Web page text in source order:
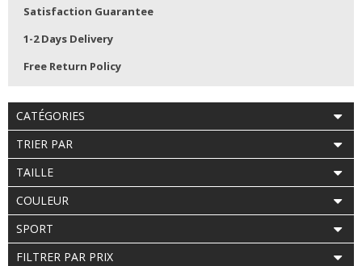
Satisfaction Guarantee
1-2 Days Delivery
Free Return Policy
CATÉGORIES
TRIER PAR
TAILLE
COULEUR
SPORT
FILTRER PAR PRIX